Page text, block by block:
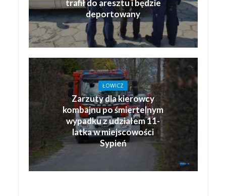
trafił do aresztu i będzie
deportowany
ŁOWICZ
Zarzuty dla kierowcy
kombajnu po śmiertelnym
wypadku z udziałem 11-
latka w miejscowości
Sypień